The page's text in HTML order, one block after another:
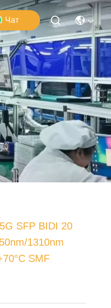
Чат
SFP BIDI 20
1310nm
SMF